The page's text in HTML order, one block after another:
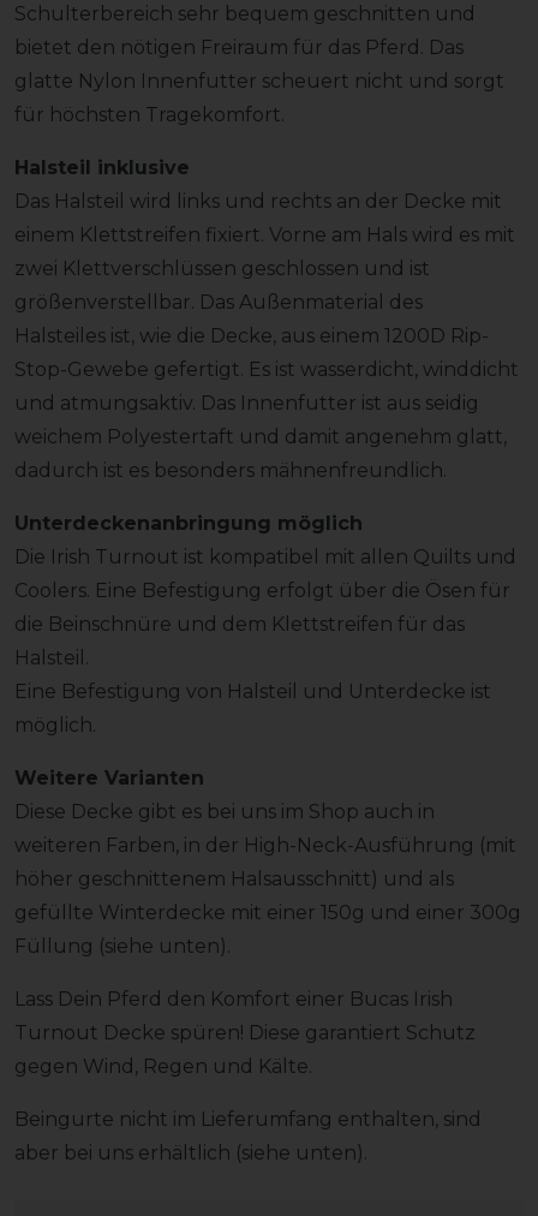
Schulterbereich sehr bequem geschnitten und
bietet den nötigen Freiraum für das Pferd. Das
glatte Nylon Innenfutter scheuert nicht und sorgt
für höchsten Tragekomfort.
Halsteil inklusive
Das Halsteil wird links und rechts an der Decke mit
einem Klettstreifen fixiert. Vorne am Hals wird es mit
zwei Klettverschlüssen geschlossen und ist
größenverstellbar. Das Außenmaterial des
Halsteiles ist, wie die Decke, aus einem 1200D Rip-
Stop-Gewebe gefertigt. Es ist wasserdicht, winddicht
und atmungsaktiv. Das Innenfutter ist aus seidig
weichem Polyestertaft und damit angenehm glatt,
dadurch ist es besonders mähnenfreundlich.
Unterdeckenanbringung möglich
Die Irish Turnout ist kompatibel mit allen Quilts und
Coolers. Eine Befestigung erfolgt über die Ösen für
die Beinschnüre und dem Klettstreifen für das
Halsteil.
Eine Befestigung von Halsteil und Unterdecke ist
möglich.
Weitere Varianten
Diese Decke gibt es bei uns im Shop auch in
weiteren Farben, in der High-Neck-Ausführung (mit
höher geschnittenem Halsausschnitt) und als
gefüllte Winterdecke mit einer 150g und einer 300g
Füllung (siehe unten).
Lass Dein Pferd den Komfort einer Bucas Irish
Turnout Decke spüren! Diese garantiert Schutz
gegen Wind, Regen und Kälte.
Beingurte nicht im Lieferumfang enthalten, sind
aber bei uns erhältlich (siehe unten).